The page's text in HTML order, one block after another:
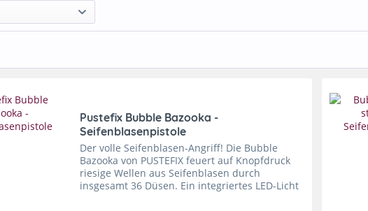
Pustefix Bubble Bazooka -
Seifenblasenpistole
Der volle Seifenblasen-Angriff! Die Bubble
Bazooka von PUSTEFIX feuert auf Knopfdruck
riesige Wellen aus Seifenblasen durch
insgesamt 36 Düsen. Ein integriertes LED-Licht